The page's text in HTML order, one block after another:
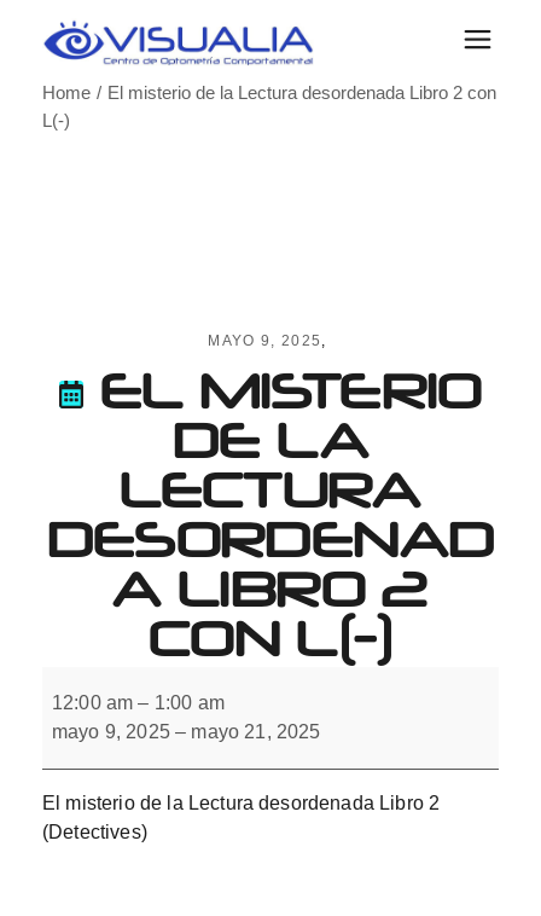
Home
El misterio de la Lectura desordenada Libro 2 con
L(-)
MAYO 9, 2025
EL MISTERIO
DE LA
LECTURA
DESORDENAD
A LIBRO 2
CON L(-)
misterio
de
la
desordenada
Libro
2
con
L(-)
12:00 am – 1:00 am
mayo 9, 2025 – mayo 21, 2025
El misterio de la Lectura desordenada Libro 2
(Detectives)